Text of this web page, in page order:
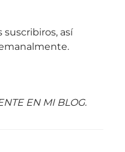
suscribiros, así
EN MI BLOG.